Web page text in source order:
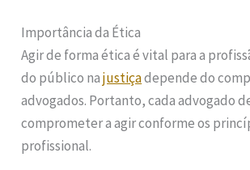
Importância da Ética
Agir de forma ética é vital para a
do público najustiçadepende do
advogados. Portanto, cada advogado
comprometer a agir conforme os
profissional.